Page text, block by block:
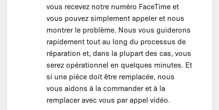
vous recevez notre numéro FaceTime et
vous pouvez simplement appeler et nous
montrer le problème. Nous vous guiderons
rapidement tout au long du processus de
réparation et, dans la plupart des cas, vous
serez opérationnel en quelques minutes. Et
si une pièce doit être remplacée, nous
vous aidons à la commander et à la
remplacer avec vous par appel vidéo.